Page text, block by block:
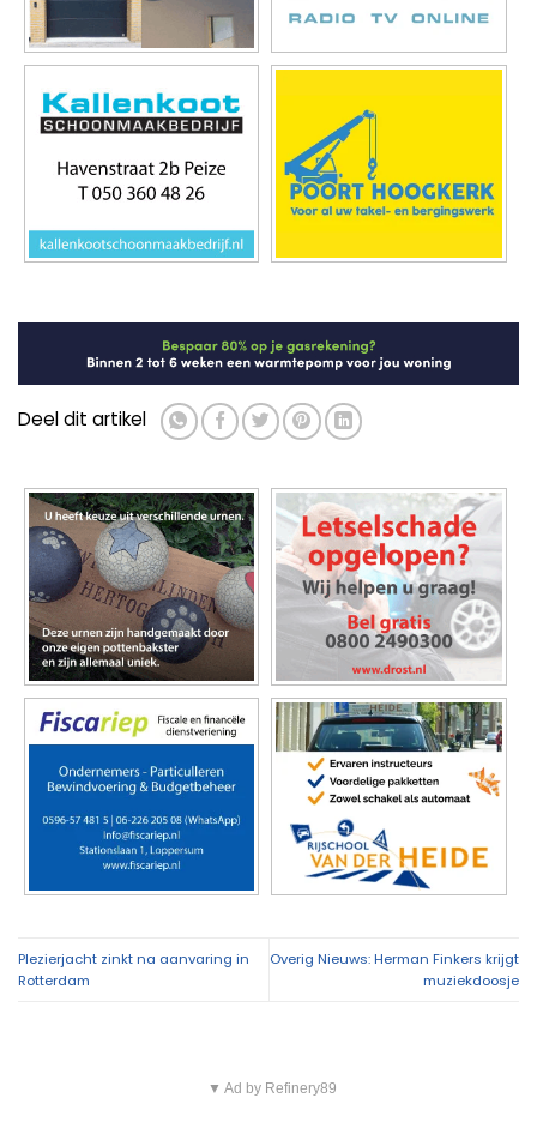
Deel dit artikel
Plezierjacht zinkt na aanvaring in
Rotterdam
Overig Nieuws: Herman Finkers krijgt
muziekdoosje
▼ Ad by Refinery89